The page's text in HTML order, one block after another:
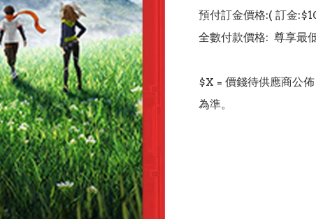
預付訂金價格:( 訂金
全數付款價格:  尊享最
$X = 價錢待供應商公
為準。